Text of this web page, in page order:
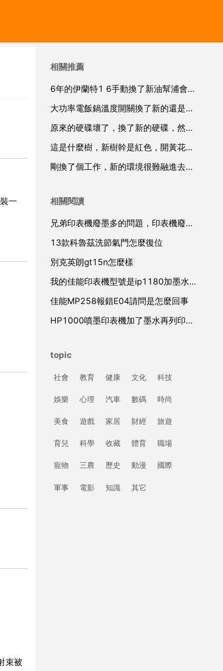
一
束被
相關推薦
6年的伊蘭特1 6手動換了新油幫浦會省油嗎
大功率電飯鍋溫度開關換了新的還是不保溫？
原來的硬碟壞了，換了新的硬碟，然後使用時就一直在響，請問是什麼情況
這是什麼樹，新樹幹是紅色，開黃花，果實是紅色的，皮薄，籽堅硬
剛換了個工作，新的環境很難融進去，怎麼辦
相關閱讀
兄弟印表機廢墨多的問題，印表機廢墨倉滿了怎麼辦
13款科魯茲洗節氣門怎麼復位
別克英朗gt15n怎麼樣
我的佳能印表機型號是ip1180加墨水後就顯示無法識別墨盒
佳能MP258報錯E04請問是怎麼回事
HP1000噴墨印表機加了墨水再列印就斷斷續續的了
topic
社會 教育 健康 文化 科技
娛樂 心理 汽車 數碼 時尚
美食 遊戲 家居 財經 旅遊
育兒 科學 收藏 體育 職場
寵物 三農 歷史 動漫 國際
軍事 電影 知識 其它